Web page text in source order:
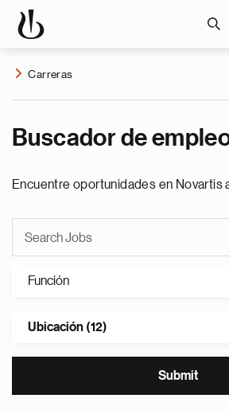
Carreras
Buscador de
Encuentre oportunidades en Novartis
Función
Ubicación (12)